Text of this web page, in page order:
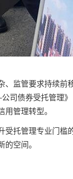
监管要求持续前
司债券受托管理
用管理转型。
托管理专业门槛
的空间。